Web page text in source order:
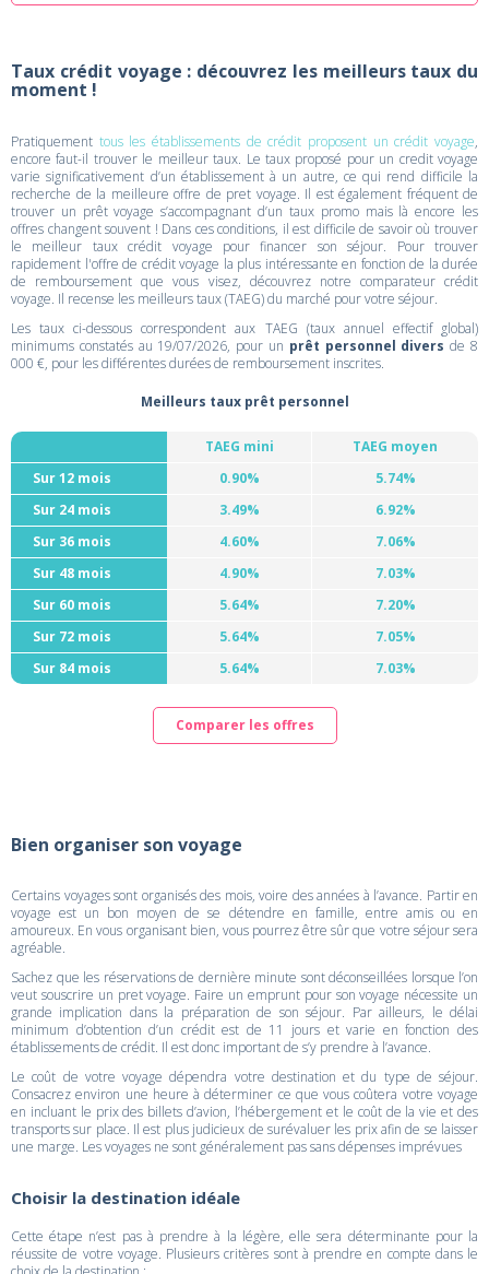
Taux crédit voyage : découvrez les meilleurs taux du
moment !
Pratiquement tous les établissements de crédit proposent un crédit voyage,
encore faut-il trouver le meilleur taux. Le taux proposé pour un credit voyage
varie significativement d’un établissement à un autre, ce qui rend difficile la
recherche de la meilleure offre de pret voyage. Il est également fréquent de
trouver un prêt voyage s’accompagnant d’un taux promo mais là encore les
offres changent souvent ! Dans ces conditions, il est difficile de savoir où trouver
le meilleur taux crédit voyage pour financer son séjour. Pour trouver
rapidement l'offre de crédit voyage la plus intéressante en fonction de la durée
de remboursement que vous visez, découvrez notre comparateur crédit
voyage. Il recense les meilleurs taux (TAEG) du marché pour votre séjour.
Les taux ci-dessous correspondent aux TAEG (taux annuel effectif global)
minimums constatés au 19/07/2026, pour un prêt personnel divers de 8
000 €, pour les différentes durées de remboursement inscrites.
Meilleurs taux prêt personnel
TAEG mini
TAEG moyen
Sur 12 mois
0.90%
5.74%
Sur 24 mois
3.49%
6.92%
Sur 36 mois
4.60%
7.06%
Sur 48 mois
4.90%
7.03%
Sur 60 mois
5.64%
7.20%
Sur 72 mois
5.64%
7.05%
Sur 84 mois
5.64% 7.03%
Comparer les offres
Bien organiser son voyage
Certains voyages sont organisés des mois, voire des années à l’avance. Partir en
voyage est un bon moyen de se détendre en famille, entre amis ou en
amoureux. En vous organisant bien, vous pourrez être sûr que votre séjour sera
agréable.
Sachez que les réservations de dernière minute sont déconseillées lorsque l’on
veut souscrire un pret voyage. Faire un emprunt pour son voyage nécessite un
grande implication dans la préparation de son séjour. Par ailleurs, le délai
minimum d’obtention d’un crédit est de 11 jours et varie en fonction des
établissements de crédit. Il est donc important de s’y prendre à l’avance.
Le coût de votre voyage dépendra votre destination et du type de séjour.
Consacrez environ une heure à déterminer ce que vous coûtera votre voyage
en incluant le prix des billets d’avion, l’hébergement et le coût de la vie et des
transports sur place. Il est plus judicieux de surévaluer les prix afin de se laisser
une marge. Les voyages ne sont généralement pas sans dépenses imprévues
Choisir la destination idéale
Cette étape n’est pas à prendre à la légère, elle sera déterminante pour la
réussite de votre voyage. Plusieurs critères sont à prendre en compte dans le